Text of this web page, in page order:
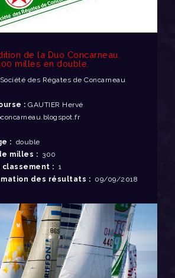
de la Duo Concarneau.
milles en double.
Société des Régates de Concarneau
: GAUTIER Hervé
: double
milles : 300
: 1
des résultats : 09/09/2018